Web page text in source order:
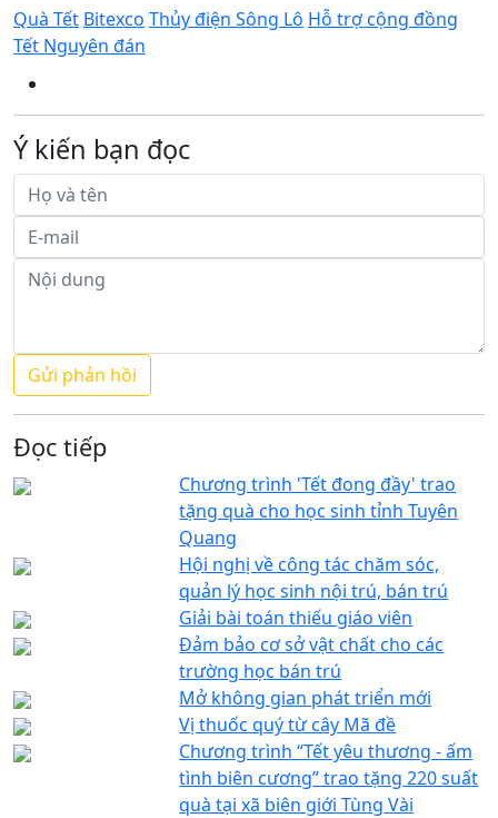
Quà Tết Bitexco Thủy điện Sông Lô Hỗ trợ cộng đồng
Tết Nguyên đán
Ý kiến bạn đọc
Đọc tiếp
Chương trình 'Tết đong đầy' trao
tặng quà cho học sinh tỉnh Tuyên
Quang
Hội nghị về công tác chăm sóc,
quản lý học sinh nội trú, bán trú
Giải bài toán thiếu giáo viên
Đảm bảo cơ sở vật chất cho các
trường học bán trú
Mở không gian phát triển mới
Vị thuốc quý từ cây Mã đề
Chương trình “Tết yêu thương - ấm
tình biên cương” trao tặng 220 suất
quà tại xã biên giới Tùng Vài